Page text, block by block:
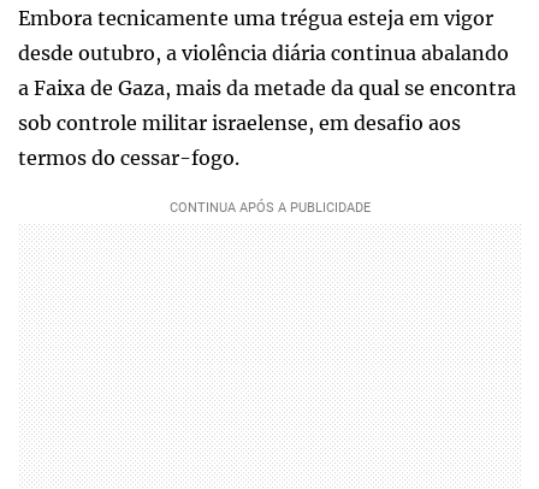
Embora tecnicamente uma trégua esteja em vigor
desde outubro, a violência diária continua abalando
a Faixa de Gaza, mais da metade da qual se encontra
sob controle militar israelense, em desafio aos
termos do cessar-fogo.